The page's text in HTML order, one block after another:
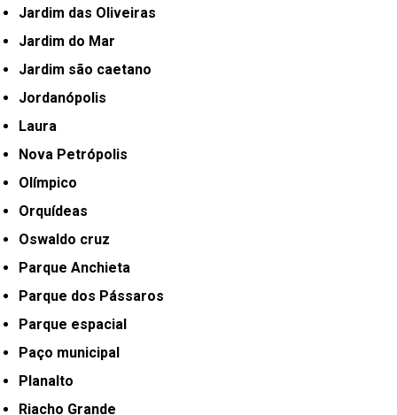
Jardim das Oliveiras
Jardim do Mar
Jardim são caetano
Jordanópolis
Laura
Nova Petrópolis
Olímpico
Orquídeas
Oswaldo cruz
Parque Anchieta
Parque dos Pássaros
Parque espacial
Paço municipal
Planalto
Riacho Grande